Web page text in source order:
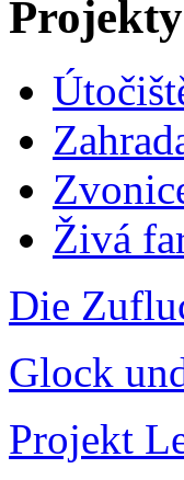
Projekty
Živá
Die
Glock
Projekt